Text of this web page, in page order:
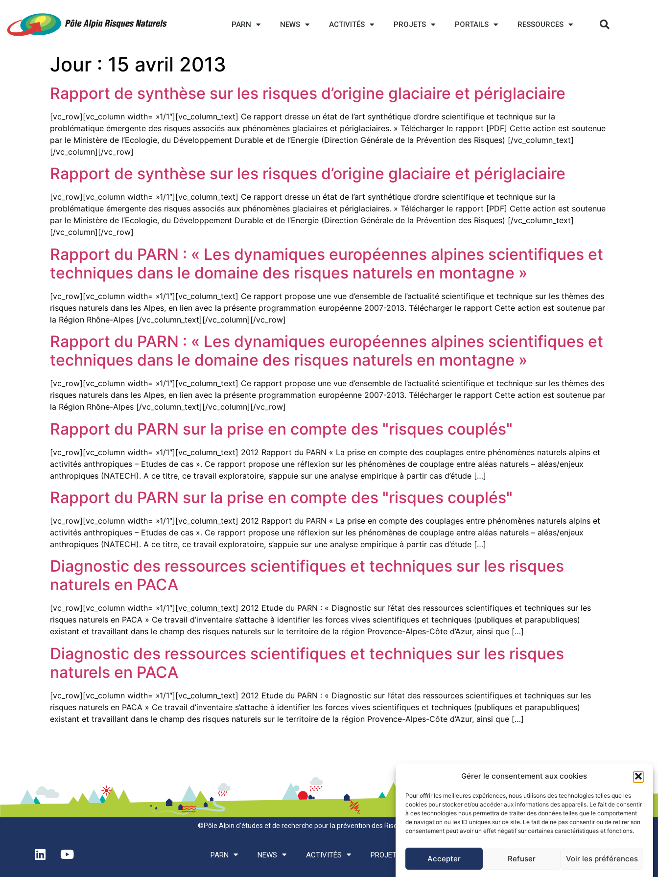
Gérer le consentement aux cookies
Pour offrir les meilleures expériences, nous utilisons des technologies telles que les
cookies pour stocker et/ou accéder aux informations des appareils. Le fait de consentir
à ces technologies nous permettra de traiter des données telles que le comportement
de navigation ou les ID uniques sur ce site. Le fait de ne pas consentir ou de retirer son
consentement peut avoir un effet négatif sur certaines caractéristiques et fonctions.
Accepter Refuser Voir les préférences
PARN NEWS ACTIVITÉS PROJETS PORTAILS RESSOURCES
Jour : 15 avril 2013
Rapport de synthèse sur les risques d’origine glaciaire et périglaciaire
[vc_row][vc_column width= »1/1″][vc_column_text] Ce rapport dresse un état de l’art synthétique d’ordre scientifique et technique sur la
problématique émergente des risques associés aux phénomènes glaciaires et périglaciaires. » Télécharger le rapport [PDF] Cette action est soutenue
par le Ministère de l’Ecologie, du Développement Durable et de l’Energie (Direction Générale de la Prévention des Risques) [/vc_column_text]
[/vc_column][/vc_row]
Rapport de synthèse sur les risques d’origine glaciaire et périglaciaire
[vc_row][vc_column width= »1/1″][vc_column_text] Ce rapport dresse un état de l’art synthétique d’ordre scientifique et technique sur la
problématique émergente des risques associés aux phénomènes glaciaires et périglaciaires. » Télécharger le rapport [PDF] Cette action est soutenue
par le Ministère de l’Ecologie, du Développement Durable et de l’Energie (Direction Générale de la Prévention des Risques) [/vc_column_text]
[/vc_column][/vc_row]
Rapport du PARN : « Les dynamiques européennes alpines scientifiques et
techniques dans le domaine des risques naturels en montagne »
[vc_row][vc_column width= »1/1″][vc_column_text] Ce rapport propose une vue d’ensemble de l’actualité scientifique et technique sur les thèmes des
risques naturels dans les Alpes, en lien avec la présente programmation européenne 2007-2013. Télécharger le rapport Cette action est soutenue par
la Région Rhône-Alpes [/vc_column_text][/vc_column][/vc_row]
Rapport du PARN : « Les dynamiques européennes alpines scientifiques et
techniques dans le domaine des risques naturels en montagne »
[vc_row][vc_column width= »1/1″][vc_column_text] Ce rapport propose une vue d’ensemble de l’actualité scientifique et technique sur les thèmes des
risques naturels dans les Alpes, en lien avec la présente programmation européenne 2007-2013. Télécharger le rapport Cette action est soutenue par
la Région Rhône-Alpes [/vc_column_text][/vc_column][/vc_row]
Rapport du PARN sur la prise en compte des "risques couplés"
[vc_row][vc_column width= »1/1″][vc_column_text] 2012 Rapport du PARN « La prise en compte des couplages entre phénomènes naturels alpins et
activités anthropiques – Etudes de cas ». Ce rapport propose une réflexion sur les phénomènes de couplage entre aléas naturels – aléas/enjeux
anthropiques (NATECH). A ce titre, ce travail exploratoire, s’appuie sur une analyse empirique à partir cas d’étude […]
Rapport du PARN sur la prise en compte des "risques couplés"
[vc_row][vc_column width= »1/1″][vc_column_text] 2012 Rapport du PARN « La prise en compte des couplages entre phénomènes naturels alpins et
activités anthropiques – Etudes de cas ». Ce rapport propose une réflexion sur les phénomènes de couplage entre aléas naturels – aléas/enjeux
anthropiques (NATECH). A ce titre, ce travail exploratoire, s’appuie sur une analyse empirique à partir cas d’étude […]
Diagnostic des ressources scientifiques et techniques sur les risques
naturels en PACA
[vc_row][vc_column width= »1/1″][vc_column_text] 2012 Etude du PARN : « Diagnostic sur l’état des ressources scientifiques et techniques sur les
risques naturels en PACA » Ce travail d’inventaire s’attache à identifier les forces vives scientifiques et techniques (publiques et parapubliques)
existant et travaillant dans le champ des risques naturels sur le territoire de la région Provence-Alpes-Côte d’Azur, ainsi que […]
Diagnostic des ressources scientifiques et techniques sur les risques
naturels en PACA
[vc_row][vc_column width= »1/1″][vc_column_text] 2012 Etude du PARN : « Diagnostic sur l’état des ressources scientifiques et techniques sur les
risques naturels en PACA » Ce travail d’inventaire s’attache à identifier les forces vives scientifiques et techniques (publiques et parapubliques)
existant et travaillant dans le champ des risques naturels sur le territoire de la région Provence-Alpes-Côte d’Azur, ainsi que […]
©Pôle Alpin d’études et de recherche pour la prévention des Risques Naturels (PARN)
PARN NEWS ACTIVITÉS PROJETS PORTAILS RESSOURCES